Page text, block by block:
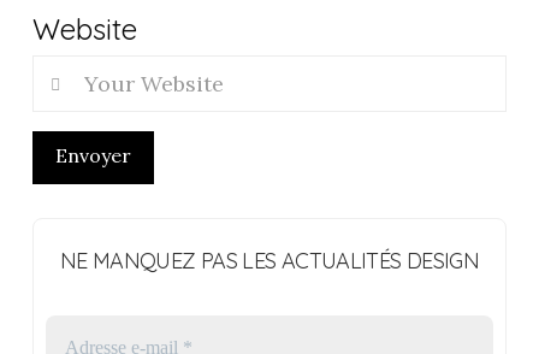
Website
Envoyer
NE MANQUEZ PAS LES ACTUALITÉS DESIGN